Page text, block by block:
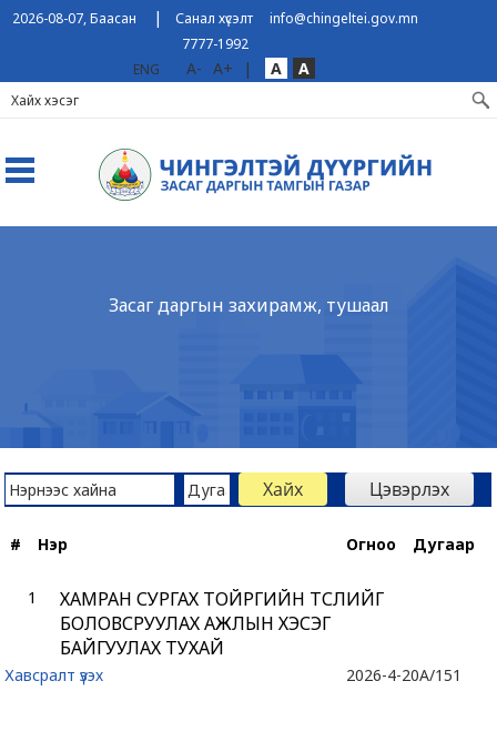
2026-08-07, Баасан |Санал хүсэлт
info@chingeltei.gov.mn
7777-1992
ENG
A- A+ | A A
Засаг даргын захирамж, тушаал
# Нэр Огноо Дугаар
1
ХАМРАН СУРГАХ ТОЙРГИЙН ТӨСЛИЙГ
БОЛОВСРУУЛАХ АЖЛЫН ХЭСЭГ
БАЙГУУЛАХ ТУХАЙ
2026-4-20A/151
Хавсралт үзэх